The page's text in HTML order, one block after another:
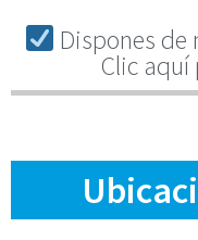
Dispones de
Clic aquí